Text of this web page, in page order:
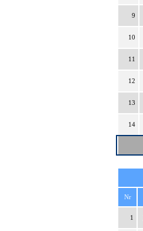
9
10
11
12
13
14
Nr
1